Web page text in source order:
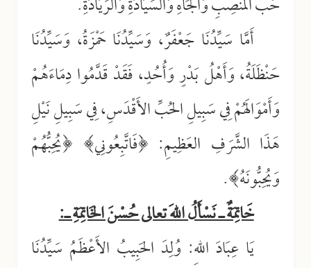
أَمَّا سَيِّدُنَا جَعْفَرٌ، وَسَيِّدُنَا حَمْزَةُ، وَسَيِّدُنَا
حَنْظَلَةُ، وَأَهْلُ بَدْرٍ وَأُحُدٍ، فَقَدْ قَدَّمُوا دِمَاءَهُمْ
وَأَمْوَالَهُمْ فِي سَبِيلِ الحُبِّ الأَقْدَسِ، فِي سَبِيلِ نَيْلِ
هَذَا الشَّرَفِ العَظِيمِ: ﴿فَاتَّبِعُونِي﴾ ﴿يُحِبُّهُمْ
وَيُحِبُّونَهُ﴾.
خَاتِمَةٌ ـ نَسْأَلُ اللهَ تعالى حُسْنَ الخَاتِمَةِ ـ:
يَا عِبَادَ اللهِ: وُلِدَ الحَبِيبُ الأَعْظَمُ سَيِّدُنَا